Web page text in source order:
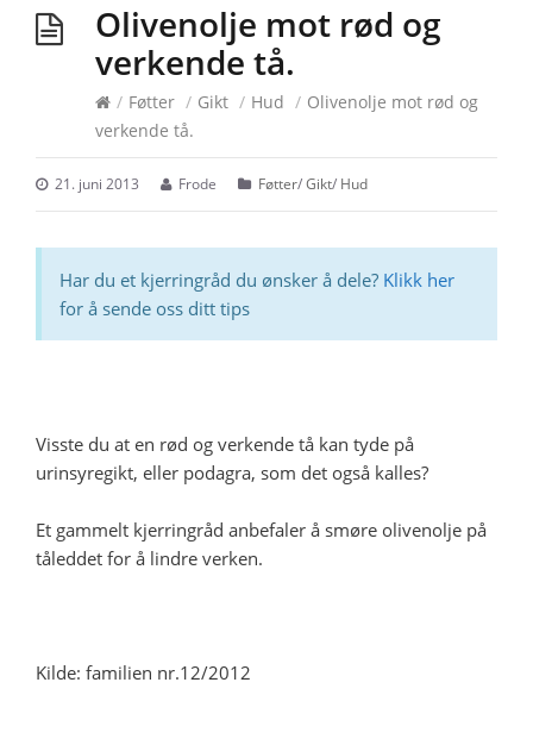
Olivenolje mot rød og
verkende tå.
/ Føtter / Gikt / Hud / Olivenolje mot rød og
verkende tå.
21. juni 2013 Frode Føtter/Gikt/ Hud
Har du et kjerringråd du ønsker å dele? Klikk her
for å sende oss ditt tips
Visste du at en rød og verkende tå kan tyde på
urinsyregikt, eller podagra, som det også kalles?
Et gammelt kjerringråd anbefaler å smøre olivenolje på
tåleddet for å lindre verken.
Kilde: familien nr.12/2012